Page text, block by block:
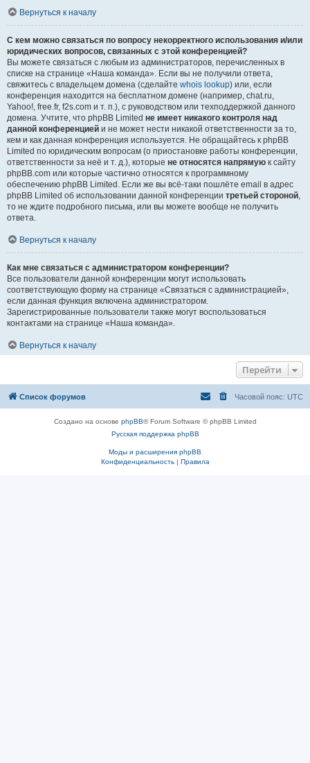
Вернуться к началу
С кем можно связаться по вопросу некорректного использования и/или
юридических вопросов, связанных с этой конференцией?
Вы можете связаться с любым из администраторов, перечисленных в
списке на странице «Наша команда». Если вы не получили ответа,
свяжитесь с владельцем домена (сделайте whois lookup) или, если
конференция находится на бесплатном домене (например, chat.ru,
Yahoo!, free.fr, f2s.com и т. п.), с руководством или техподдержкой данного
домена. Учтите, что phpBB Limited не имеет никакого контроля над
данной конференцией и не может нести никакой ответственности за то,
кем и как данная конференция используется. Не обращайтесь к phpBB
Limited по юридическим вопросам (о приостановке работы конференции,
ответственности за неё и т. д.), которые не относятся напрямую к сайту
phpBB.com или которые частично относятся к программному
обеспечению phpBB Limited. Если же вы всё-таки пошлёте email в адрес
phpBB Limited об использовании данной конференции третьей стороной,
то не ждите подробного письма, или вы можете вообще не получить
ответа.
Вернуться к началу
Как мне связаться с администратором конференции?
Все пользователи данной конференции могут использовать
соответствующую форму на странице «Связаться с администрацией»,
если данная функция включена администратором.
Зарегистрированные пользователи также могут воспользоваться
контактами на странице «Наша команда».
Вернуться к началу
Перейти
Список форумов Часовой пояс: UTC
Создано на основе phpBB® Forum Software © phpBB Limited
Русская поддержка phpBB
Моды и расширения phpBB
Конфиденциальность| Правила